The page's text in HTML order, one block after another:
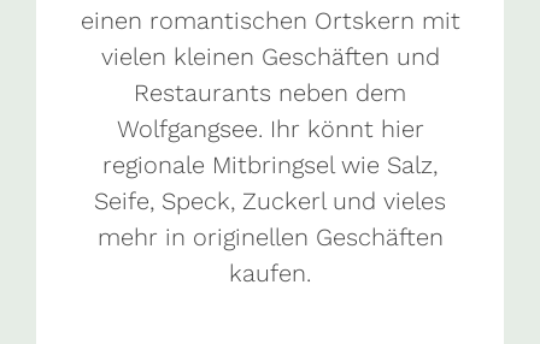
einen romantischen Ortskern mit
vielen kleinen Geschäften und
Restaurants neben dem
Wolfgangsee. Ihr könnt hier
regionale Mitbringsel wie Salz,
Seife, Speck, Zuckerl und vieles
mehr in originellen Geschäften
kaufen.